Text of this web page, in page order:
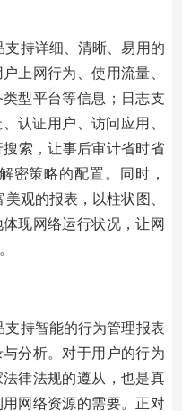
支持详细、清晰、易用的
上网行为、使用流量、
型平台等信息；日志支
认证用户、访问应用、
索，让事后审计省时省
密策略的配置。同时，
观的报表，以柱状图、
现网络运行状况，让网
支持智能的行为管理报表
分析。对于用户的行为
律法规的遵从，也是真
网络资源的需要。正对